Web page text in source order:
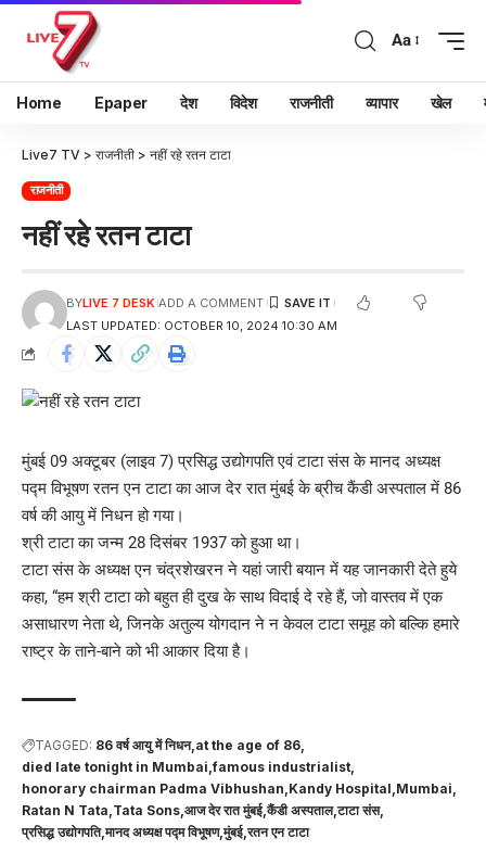
Aa
Home Epaper देश विदेश राजनीती व्यापार खेल
Live7 TV > राजनीती > नहीं रहे रतन टाटा
राजनीती
नहीं रहे रतन टाटा
LAST UPDATED: OCTOBER 10, 2024 10:30 AM
BYLIVE 7 DESK ADD A COMMENT
मुंबई 09 अक्टूबर (लाइव 7) प्रसिद्ध उद्योगपति एवं टाटा संस के मानद अध्यक्ष
पद्म विभूषण रतन एन टाटा का आज देर रात मुंबई के ब्रीच कैंडी अस्पताल में 86
वर्ष की आयु में निधन हो गया।
श्री टाटा का जन्म 28 दिसंबर 1937 को हुआ था।
टाटा संस के अध्यक्ष एन चंद्रशेखरन ने यहां जारी बयान में यह जानकारी देते हुये
कहा, “हम श्री टाटा को बहुत ही दुख के साथ विदाई दे रहे हैं, जो वास्तव में एक
असाधारण नेता थे, जिनके अतुल्य योगदान ने न केवल टाटा समूह को बल्कि हमारे
राष्ट्र के ताने-बाने को भी आकार दिया है।
TAGGED: 86 वर्ष आयु में निधन at the age of 86
died late tonight in Mumbai famous industrialist
honorary chairman Padma Vibhushan Kandy Hospital Mumbai
Ratan N Tata Tata Sons आज देर रात मुंबई कैंडी अस्पताल टाटा संस
प्रसिद्ध उद्योगपति मानद अध्यक्ष पद्म विभूषण मुंबई रतन एन टाटा